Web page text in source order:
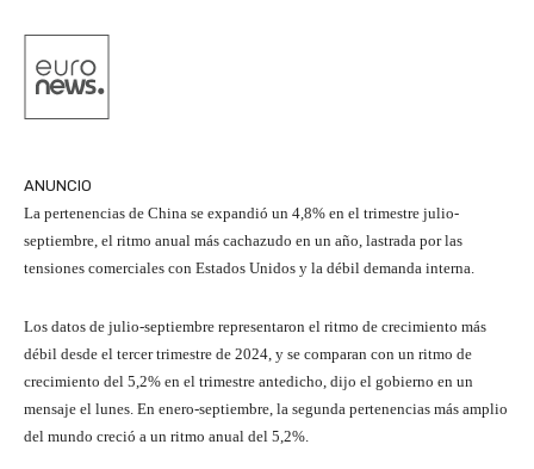
ANUNCIO
La pertenencias de China se expandió un 4,8% en el trimestre julio-
septiembre, el ritmo anual más cachazudo en un año, lastrada por las
tensiones comerciales con Estados Unidos y la débil demanda interna.
Los datos de julio-septiembre representaron el ritmo de crecimiento más
débil desde el tercer trimestre de 2024, y se comparan con un ritmo de
crecimiento del 5,2% en el trimestre antedicho, dijo el gobierno en un
mensaje el lunes. En enero-septiembre, la segunda pertenencias más amplio
del mundo creció a un ritmo anual del 5,2%.